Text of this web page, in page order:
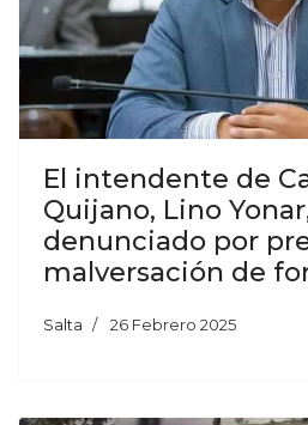
El intendente de
Quijano, Lino
denunciado por
malversación de
Salta 26 Febrero 2025